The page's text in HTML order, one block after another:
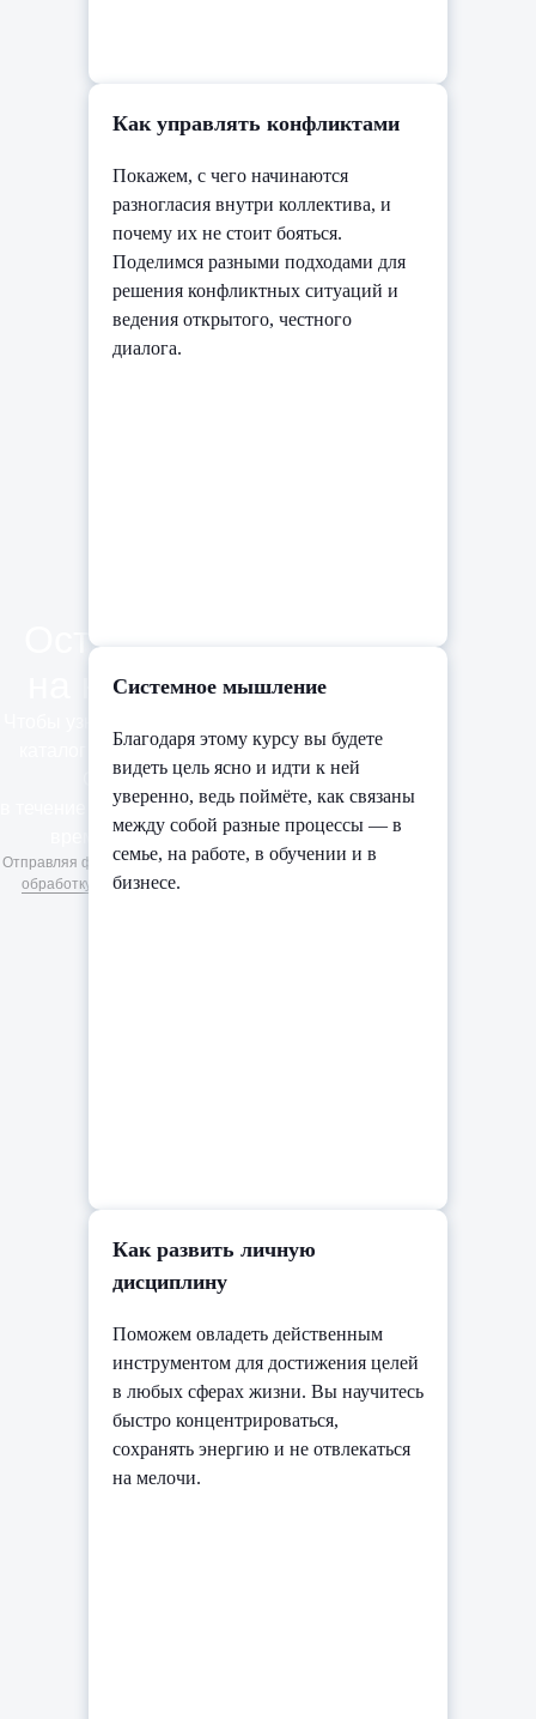
Оставить заявку
на курсы iSpring
каталог курсов, оставьте заявку.
Свяжемся с вами
в течение дня и предложим удобное
время для консультации.
Отправляя форму, вы соглашаетесь на
обработку персональных данных
Как управлять конфликтами
Покажем, с чего начинаются
разногласия внутри коллектива, и
почему их не стоит бояться.
Поделимся разными подходами для
решения конфликтных ситуаций и
ведения открытого, честного
диалога.
Системное мышление
Благодаря этому курсу вы будете
видеть цель ясно и идти к ней
уверенно, ведь поймёте, как связаны
между собой разные процессы — в
семье, на работе, в обучении и в
бизнесе.
Как развить личную
дисциплину
Поможем овладеть действенным
инструментом для достижения целей
в любых сферах жизни. Вы научитесь
быстро концентрироваться,
сохранять энергию и не отвлекаться
на мелочи.